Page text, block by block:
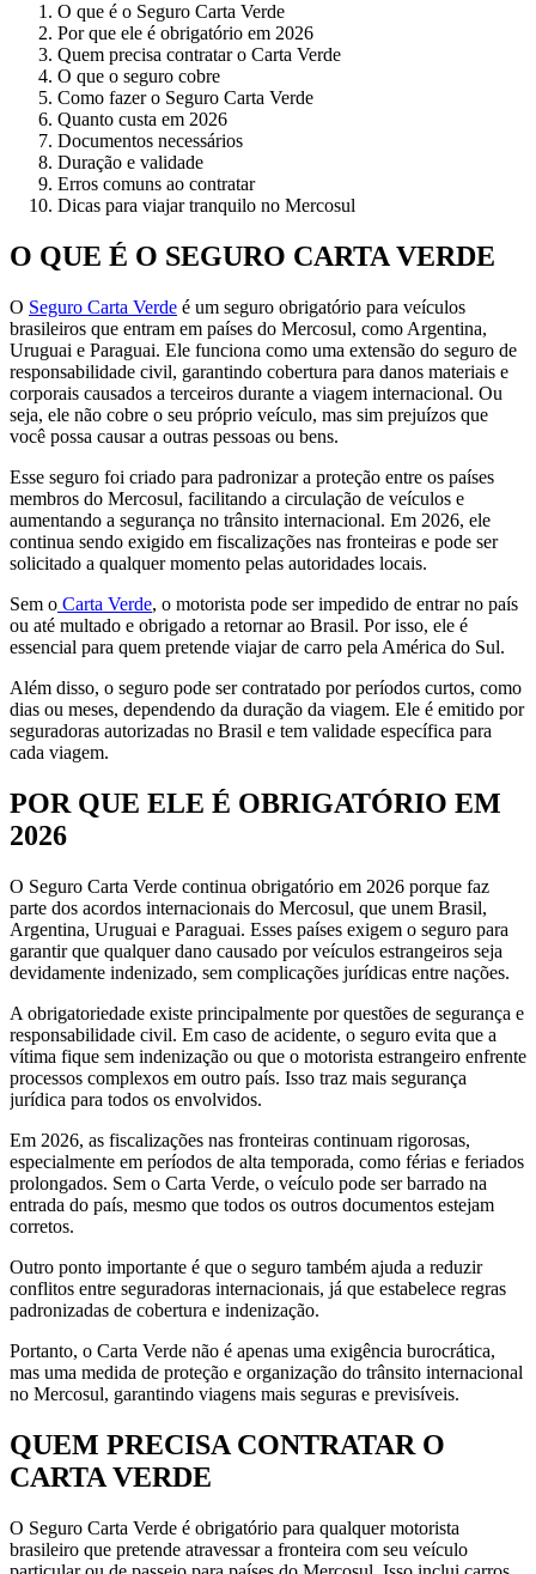
O que é o Seguro Carta Verde
Por que ele é obrigatório em 2026
Quem precisa contratar o Carta Verde
O que o seguro cobre
Como fazer o Seguro Carta Verde
Quanto custa em 2026
Documentos necessários
Duração e validade
Erros comuns ao contratar
Dicas para viajar tranquilo no Mercosul
O QUE É O SEGURO CARTA VERDE
O Seguro Carta Verde é um seguro obrigatório para veículos
brasileiros que entram em países do Mercosul, como Argentina,
Uruguai e Paraguai. Ele funciona como uma extensão do seguro de
responsabilidade civil, garantindo cobertura para danos materiais e
corporais causados a terceiros durante a viagem internacional. Ou
seja, ele não cobre o seu próprio veículo, mas sim prejuízos que
você possa causar a outras pessoas ou bens.
Esse seguro foi criado para padronizar a proteção entre os países
membros do Mercosul, facilitando a circulação de veículos e
aumentando a segurança no trânsito internacional. Em 2026, ele
continua sendo exigido em fiscalizações nas fronteiras e pode ser
solicitado a qualquer momento pelas autoridades locais.
Sem o Carta Verde, o motorista pode ser impedido de entrar no país
ou até multado e obrigado a retornar ao Brasil. Por isso, ele é
essencial para quem pretende viajar de carro pela América do Sul.
Além disso, o seguro pode ser contratado por períodos curtos, como
dias ou meses, dependendo da duração da viagem. Ele é emitido por
seguradoras autorizadas no Brasil e tem validade específica para
cada viagem.
POR QUE ELE É OBRIGATÓRIO EM
2026
O Seguro Carta Verde continua obrigatório em 2026 porque faz
parte dos acordos internacionais do Mercosul, que unem Brasil,
Argentina, Uruguai e Paraguai. Esses países exigem o seguro para
garantir que qualquer dano causado por veículos estrangeiros seja
devidamente indenizado, sem complicações jurídicas entre nações.
A obrigatoriedade existe principalmente por questões de segurança e
responsabilidade civil. Em caso de acidente, o seguro evita que a
vítima fique sem indenização ou que o motorista estrangeiro enfrente
processos complexos em outro país. Isso traz mais segurança
jurídica para todos os envolvidos.
Em 2026, as fiscalizações nas fronteiras continuam rigorosas,
especialmente em períodos de alta temporada, como férias e feriados
prolongados. Sem o Carta Verde, o veículo pode ser barrado na
entrada do país, mesmo que todos os outros documentos estejam
corretos.
Outro ponto importante é que o seguro também ajuda a reduzir
conflitos entre seguradoras internacionais, já que estabelece regras
padronizadas de cobertura e indenização.
Portanto, o Carta Verde não é apenas uma exigência burocrática,
mas uma medida de proteção e organização do trânsito internacional
no Mercosul, garantindo viagens mais seguras e previsíveis.
QUEM PRECISA CONTRATAR O
CARTA VERDE
O Seguro Carta Verde é obrigatório para qualquer motorista
brasileiro que pretende atravessar a fronteira com seu veículo